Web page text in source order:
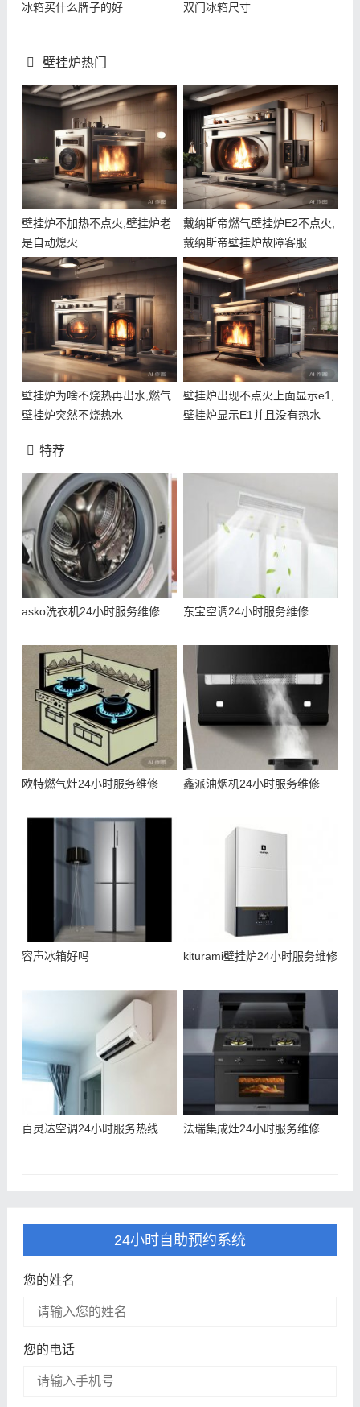
冰箱买什么牌子的好 双门冰箱尺寸
壁挂炉热门
壁挂炉不加热不点火,壁挂炉老
是自动熄火
戴纳斯帝燃气壁挂炉E2不点火,
戴纳斯帝壁挂炉故障客服
壁挂炉为啥不烧热再出水,燃气
壁挂炉突然不烧热水
壁挂炉出现不点火上面显示e1,
壁挂炉显示E1并且没有热水
特荐
asko洗衣机24小时服务维修 东宝空调24小时服务维修
欧特燃气灶24小时服务维修 鑫派油烟机24小时服务维修
容声冰箱好吗 kiturami壁挂炉24小时服务维修
百灵达空调24小时服务热线 法瑞集成灶24小时服务维修
24小时自助预约系统
您的姓名
您的电话